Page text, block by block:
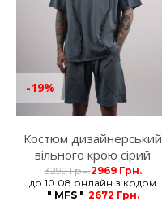
Костюм дизайнерський
вільного крою сірий
MFStore
3299 Грн.2969 Грн.
до 10.08 онлайн з кодом
" MFS " 2672 Грн.
-19%